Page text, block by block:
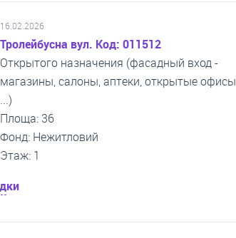
16.02.2026
Тролейбусна вул. Код: 011512
Открытого назначения (фасадный вход -
магазины, салоны, аптеки, открытые офисы
...)
Площа: 36
Фонд: Нежитловий
Этаж: 1